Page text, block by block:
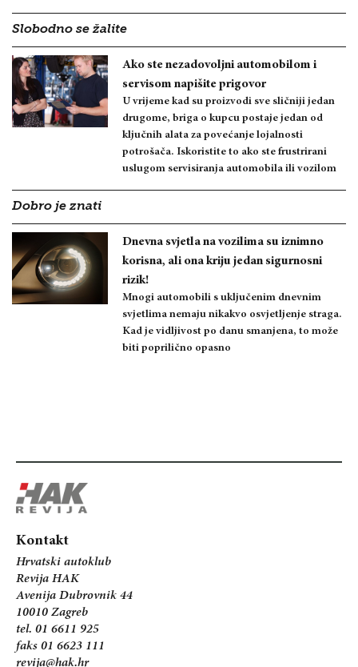
Slobodno se žalite
Ako ste nezadovoljni automobilom i
servisom napišite prigovor
U vrijeme kad su proizvodi sve sličniji jedan
drugome, briga o kupcu postaje jedan od
ključnih alata za povećanje lojalnosti
potrošača. Iskoristite to ako ste frustrirani
uslugom servisiranja automobila ili vozilom
Dobro je znati
Dnevna svjetla na vozilima su iznimno
korisna, ali ona kriju jedan sigurnosni
rizik!
Mnogi automobili s uključenim dnevnim
svjetlima nemaju nikakvo osvjetljenje straga.
Kad je vidljivost po danu smanjena, to može
biti poprilično opasno
Kontakt
Hrvatski autoklub
Revija HAK
Avenija Dubrovnik 44
10010 Zagreb
tel. 01 6611 925
faks 01 6623 111
revija@hak.hr